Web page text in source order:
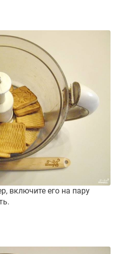
включите его на пару